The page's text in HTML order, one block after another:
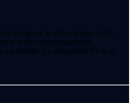
sur glace, le volley et plus de 70
et tous nos programmes
ou tablette. Le programme Tv de ce